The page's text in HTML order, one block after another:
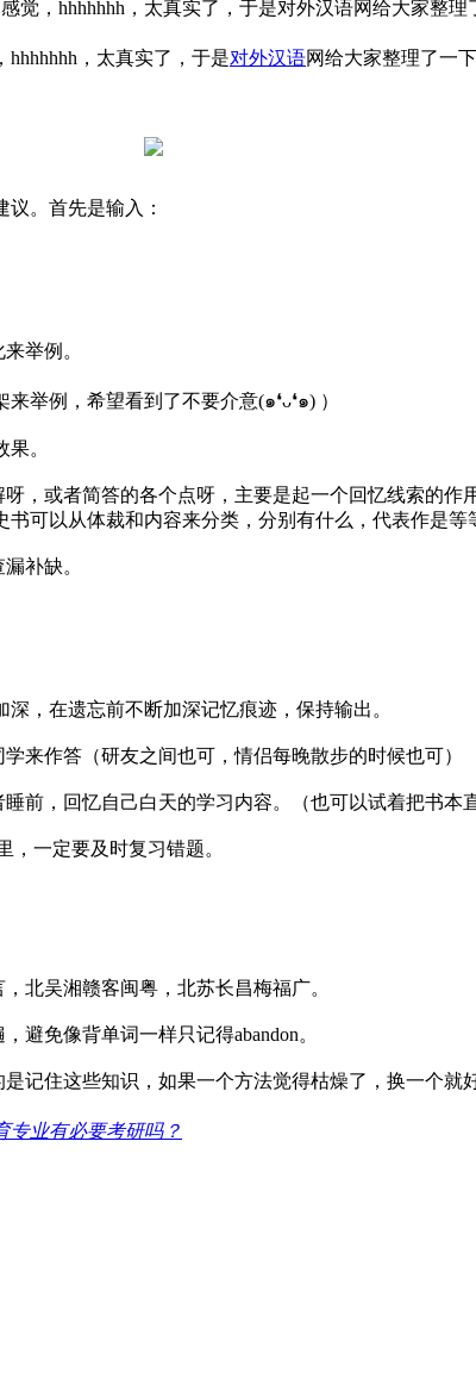
，hhhhhhh，太真实了，于是对外汉语网给大家整
，太真实了，于是对外汉语网给大家整理了一
。首先是输入：
举例。
举例，希望看到了不要介意(๑❛ᴗ❛๑) ）
。
，或者简答的各个点呀，主要是起一个回忆线索的
可以从体裁和内容来分类，分别有什么，代表作是等
补缺。
，在遗忘前不断加深记忆痕迹，保持输出。
来作答（研友之间也可，情侣每晚散步的时候也可）
前，回忆自己白天的学习内容。（也可以试着把书本
，一定要及时复习错题。
北吴湘赣客闽粤，北苏长昌梅福广。
避免像背单词一样只记得abandon。
记住这些知识，如果一个方法觉得枯燥了，换一个就
专业有必要考研吗？